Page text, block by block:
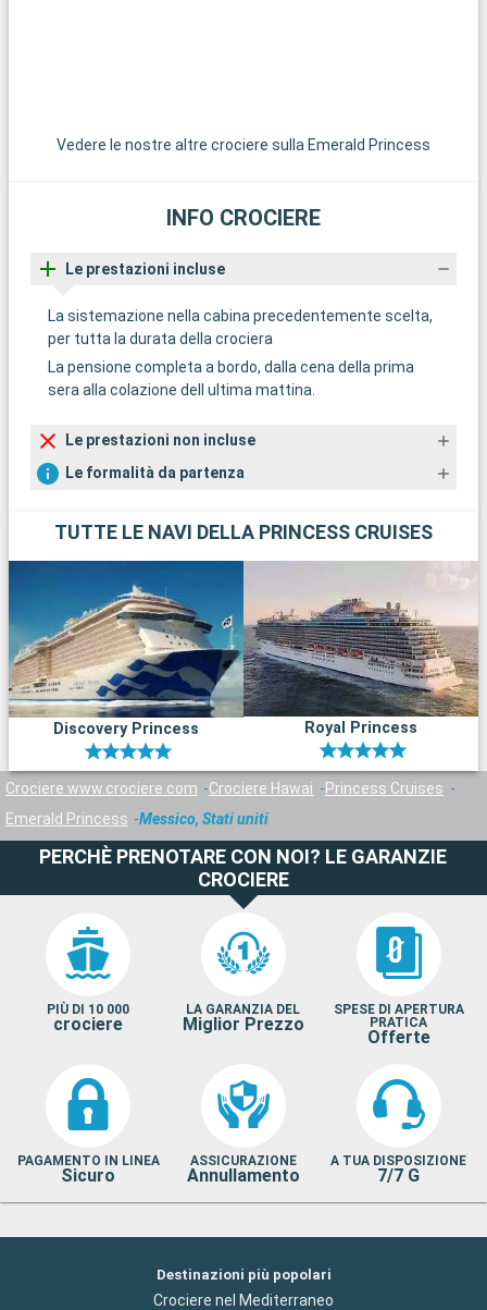
Vedere le nostre altre crociere sulla Emerald Princess
INFO CROCIERE
Le prestazioni incluse
La sistemazione nella cabina precedentemente scelta,
per tutta la durata della crociera
La pensione completa a bordo, dalla cena della prima
sera alla colazione dell ultima mattina.
Le prestazioni non incluse
Le formalità da partenza
TUTTE LE NAVI DELLA PRINCESS CRUISES
Discovery Princess Royal Princess
Crociere www.crociere.com Crociere Hawai
Princess Cruises
Emerald Princess
Messico, Stati uniti
PERCHÈ PRENOTARE CON NOI? LE GARANZIE
CROCIERE
PIÙ DI 10 000
crociere
LA GARANZIA DEL
Miglior Prezzo
SPESE DI APERTURA
PRATICA
Offerte
PAGAMENTO IN LINEA
Sicuro
ASSICURAZIONE
Annullamento
A TUA DISPOSIZIONE
7/7 G
Destinazioni più popolari
Crociere nel Mediterraneo